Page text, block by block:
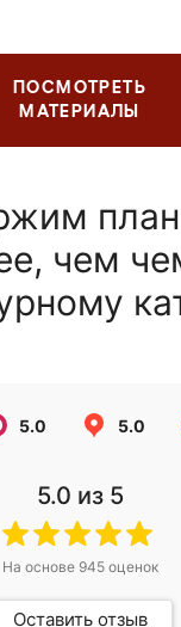
ПОСМОТРЕТЬ
МАТЕРИАЛЫ
чем
5.0 5.0
5.0 из 5
На основе 945оценок
Оставить отзыв